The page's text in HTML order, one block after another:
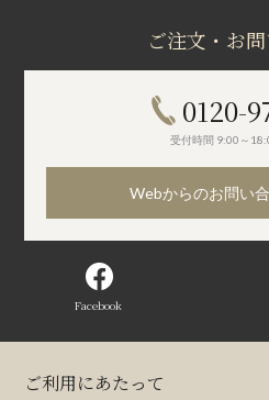
ご注文・お
0120-
受付時間 9:00～
Webからのお問い
Facebook
ご利用にあたって